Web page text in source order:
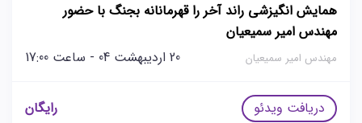
همایش انگیزشی راند آخر را قهرمانانه بجنگ با حضور
مهندس امیر سمیعیان
مهندس امیر سمیعیان 20 اردیبهشت 04 - ساعت 17:00
دریافت ویدئو رایگان